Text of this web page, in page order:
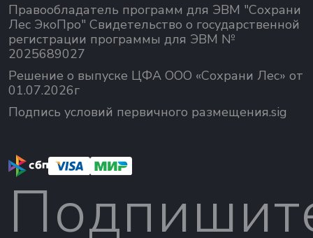
Правообладатель программ для ЭВМ "Сохрани
Лес ЭкоПро" Свидетельство о государственной
регистрации программы для ЭВМ №
2025689027
Решение о выпуске ЦФА ООО «Сохрани Лес» от
01.07.2026г
Подпись условий первичного размещения.sig